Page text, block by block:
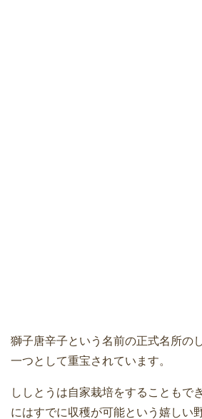
獅子唐辛子という名前の正式名所の
一つとして重宝されています。
ししとうは自家栽培をすることもで
にはすでに収穫が可能という嬉しい